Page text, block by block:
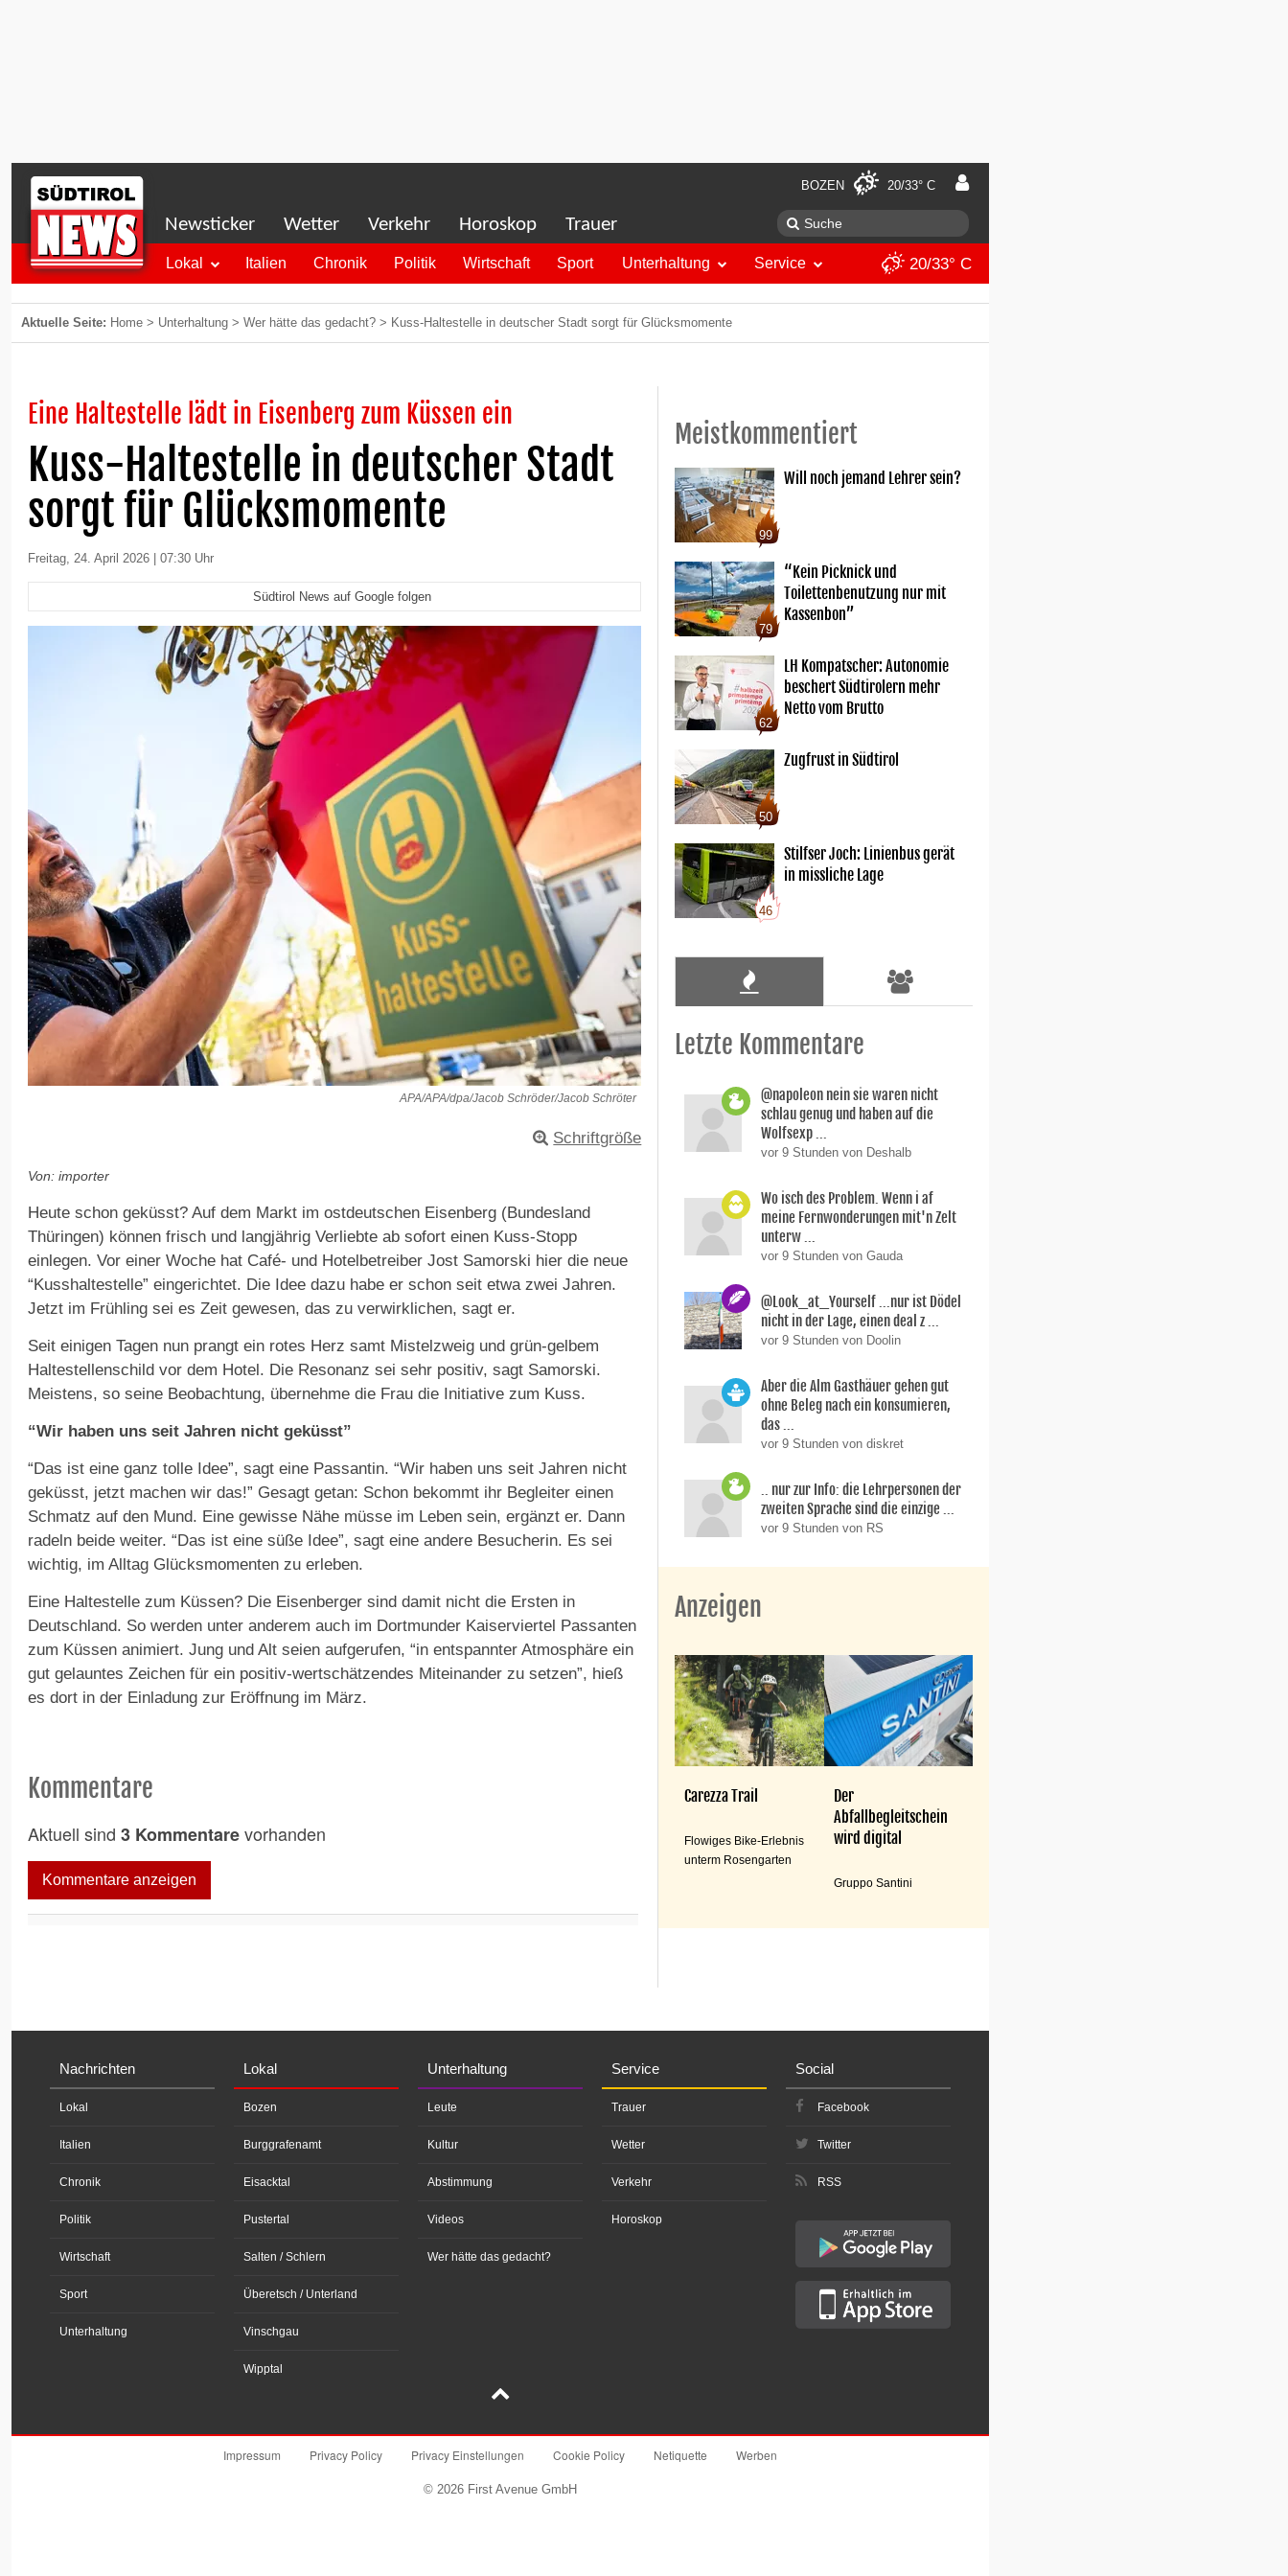
BOZEN 20/33° C
Newsticker Wetter Verkehr Horoskop Trauer
Lokal Italien Chronik Politik Wirtschaft Sport Unterhaltung Service 20/33° C
Aktuelle Seite: Home > Unterhaltung > Wer hätte das gedacht? > Kuss-Haltestelle in deutscher Stadt sorgt für Glücksmomente
Eine Haltestelle lädt in Eisenberg zum Küssen ein
Kuss-Haltestelle in deutscher Stadt
sorgt für Glücksmomente
Freitag, 24. April 2026 | 07:30 Uhr
Südtirol News auf Google folgen
APA/APA/dpa/Jacob Schröder/Jacob Schröter
Schriftgröße
Von: importer
Heute schon geküsst? Auf dem Markt im ostdeutschen Eisenberg (Bundesland
Thüringen) können frisch und langjährig Verliebte ab sofort einen Kuss-Stopp
einlegen. Vor einer Woche hat Café- und Hotelbetreiber Jost Samorski hier die neue
“Kusshaltestelle” eingerichtet. Die Idee dazu habe er schon seit etwa zwei Jahren.
Jetzt im Frühling sei es Zeit gewesen, das zu verwirklichen, sagt er.
Seit einigen Tagen nun prangt ein rotes Herz samt Mistelzweig und grün-gelbem
Haltestellenschild vor dem Hotel. Die Resonanz sei sehr positiv, sagt Samorski.
Meistens, so seine Beobachtung, übernehme die Frau die Initiative zum Kuss.
“Wir haben uns seit Jahren nicht geküsst”
“Das ist eine ganz tolle Idee”, sagt eine Passantin. “Wir haben uns seit Jahren nicht
geküsst, jetzt machen wir das!” Gesagt getan: Schon bekommt ihr Begleiter einen
Schmatz auf den Mund. Eine gewisse Nähe müsse im Leben sein, ergänzt er. Dann
radeln beide weiter. “Das ist eine süße Idee”, sagt eine andere Besucherin. Es sei
wichtig, im Alltag Glücksmomenten zu erleben.
Eine Haltestelle zum Küssen? Die Eisenberger sind damit nicht die Ersten in
Deutschland. So werden unter anderem auch im Dortmunder Kaiserviertel Passanten
zum Küssen animiert. Jung und Alt seien aufgerufen, “in entspannter Atmosphäre ein
gut gelauntes Zeichen für ein positiv-wertschätzendes Miteinander zu setzen”, hieß
es dort in der Einladung zur Eröffnung im März.
Kommentare
Aktuell sind 3 Kommentarevorhanden
Kommentare anzeigen
Meistkommentiert
99
Will noch jemand Lehrer sein?
79
“Kein Picknick und
Toilettenbenutzung nur mit
Kassenbon”
62
LH Kompatscher: Autonomie
beschert Südtirolern mehr
Netto vom Brutto
50
Zugfrust in Südtirol
46
Stilfser Joch: Linienbus gerät
in missliche Lage
Letzte Kommentare
@napoleon nein sie waren nicht
schlau genug und haben auf die
Wolfsexp ...
vor 9 Stunden von Deshalb
Wo isch des Problem. Wenn i af
meine Fernwonderungen mit'n Zelt
unterw ...
vor 9 Stunden von Gauda
@Look_at_Yourself ...nur ist Dödel
nicht in der Lage, einen deal z ...
vor 9 Stunden von Doolin
Aber die Alm Gasthäuer gehen gut
ohne Beleg nach ein konsumieren,
das ...
vor 9 Stunden von diskret
.. nur zur Info: die Lehrpersonen der
zweiten Sprache sind die einzige ...
vor 9 Stunden von RS
Anzeigen
Carezza Trail
Flowiges Bike-Erlebnis
unterm Rosengarten
Der
Abfallbegleitschein
wird digital
Gruppo Santini
Nachrichten
Lokal
Italien
Chronik
Politik
Wirtschaft
Sport
Unterhaltung
Lokal
Bozen
Burggrafenamt
Eisacktal
Pustertal
Salten / Schlern
Überetsch / Unterland
Vinschgau
Wipptal
Unterhaltung
Leute
Kultur
Abstimmung
Videos
Wer hätte das gedacht?
Service
Trauer
Wetter
Verkehr
Horoskop
Social
Facebook
Twitter
RSS
Impressum Privacy Policy Privacy Einstellungen Cookie Policy Netiquette Werben
© 2026 First Avenue GmbH